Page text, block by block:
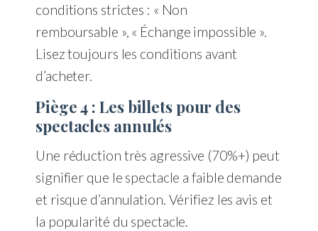
conditions strictes : « Non
remboursable », « Échange impossible ».
Lisez toujours les conditions avant
d’acheter.
Piège 4 : Les billets pour des
spectacles annulés
Une réduction très agressive (70%+) peut
signifier que le spectacle a faible demande
et risque d’annulation. Vérifiez les avis et
la popularité du spectacle.